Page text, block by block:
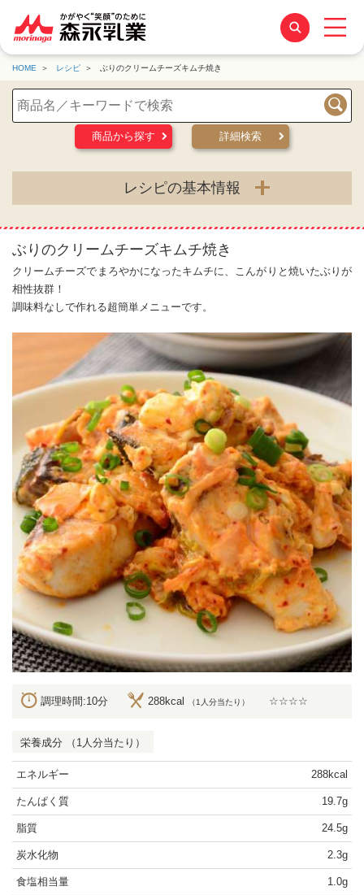
HOME レシピ ぶりのクリームチーズキムチ焼き
検索
商品から探す
詳細検索
レシピの基本情報
ぶりのクリームチーズキムチ焼き
クリームチーズでまろやかになったキムチに、こんがりと焼いたぶりが
相性抜群！
調味料なしで作れる超簡単メニューです。
調理時間:10分 288kcal （1人分当たり） ☆☆☆☆
栄養成分 （1人分当たり）
エネルギー 288kcal
たんぱく質 19.7g
脂質 24.5g
炭水化物 2.3g
食塩相当量 1.0g